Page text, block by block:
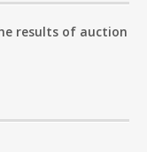
results of auction